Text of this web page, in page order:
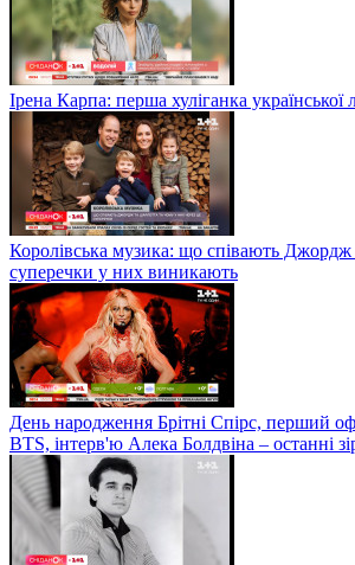
Ірена Карпа: перша хуліганка української
Королівська музика: що співають Джордж
суперечки у них виникають
День народження Брітні Спірс, перший
BTS, інтерв'ю Алека Болдвіна – останні